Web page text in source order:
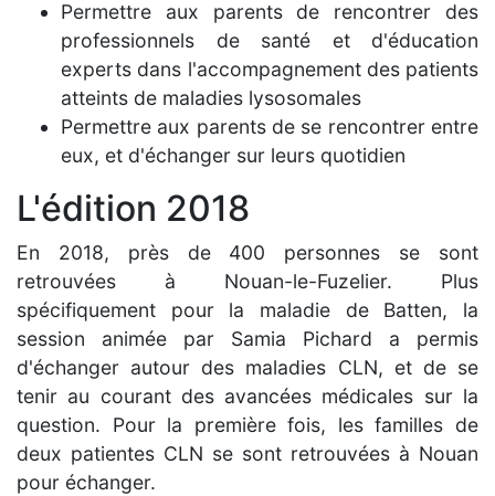
Permettre aux parents de rencontrer des
professionnels de santé et d'éducation
experts dans l'accompagnement des patients
atteints de maladies lysosomales
Permettre aux parents de se rencontrer entre
eux, et d'échanger sur leurs quotidien
L'édition 2018
En 2018, près de 400 personnes se sont
retrouvées à Nouan-le-Fuzelier. Plus
spécifiquement pour la maladie de Batten, la
session animée par Samia Pichard a permis
d'échanger autour des maladies CLN, et de se
tenir au courant des avancées médicales sur la
question. Pour la première fois, les familles de
deux patientes CLN se sont retrouvées à Nouan
pour échanger.